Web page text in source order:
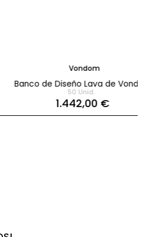
de Diseño Lava de Vondom
1.442,00 €